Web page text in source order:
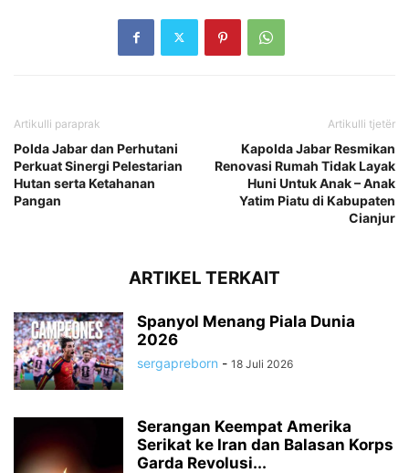
Artikulli paraprak
Polda Jabar dan Perhutani
Perkuat Sinergi Pelestarian
Hutan serta Ketahanan
Pangan
Artikulli tjetër
Kapolda Jabar Resmikan
Renovasi Rumah Tidak Layak
Huni Untuk Anak – Anak
Yatim Piatu di Kabupaten
Cianjur
ARTIKEL TERKAIT
Spanyol Menang Piala Dunia
2026
sergapreborn - 18 Juli 2026
Serangan Keempat Amerika
Serikat ke Iran dan Balasan Korps
Garda Revolusi...